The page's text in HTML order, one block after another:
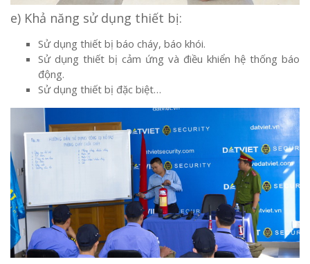
e) Khả năng sử dụng thiết bị:
Sử dụng thiết bị báo cháy, báo khói.
Sử dụng thiết bị cảm ứng và điều khiển hệ thống báo
động.
Sử dụng thiết bị đặc biệt…